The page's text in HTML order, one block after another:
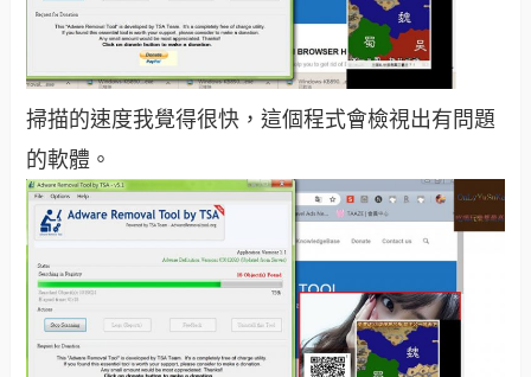
掃描的速度我覺得很快，這個程式會檢視出有問題
的軟體。